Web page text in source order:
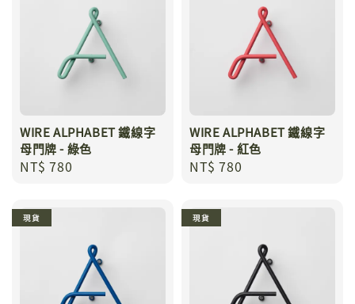
WIRE ALPHABET 鐵線字
母門牌 - 綠色
Regular
NT$ 780
WIRE ALPHABET 鐵線字
母門牌 - 紅色
Regular
NT$ 780
現貨 現貨